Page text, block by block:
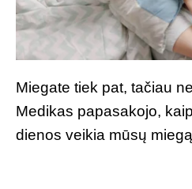
Miegate tiek pat, tačiau
Medikas papasakojo,
dienos veikia mūsų miegą